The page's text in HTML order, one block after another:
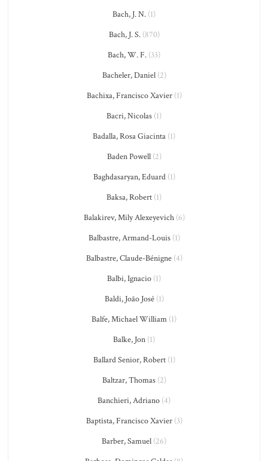
Bach, J. N. (1)
Bach, J. S.(870)
Bach, W. F. (33)
Bacheler, Daniel(2)
Bachixa, Francisco Xavier(1)
Bacri, Nicolas (1)
Badalla, Rosa Giacinta (1)
Baden Powell(2)
Baghdasaryan, Eduard(1)
Baksa, Robert (1)
Balakirev, Mily Alexeyevich(6)
Balbastre, Armand-Louis(1)
Balbastre, Claude-Bénigne(4)
Balbi, Ignacio (1)
Baldi, João José(1)
Balfe, Michael William (1)
Balke, Jon (1)
Ballard Senior, Robert(1)
Baltzar, Thomas(2)
Banchieri, Adriano (4)
Baptista, Francisco Xavier(3)
Barber, Samuel (26)